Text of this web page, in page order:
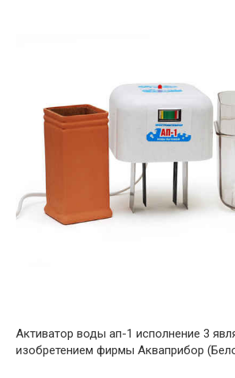
Активатор воды ап-1 исполнение 3
изобретением фирмы Акваприбор